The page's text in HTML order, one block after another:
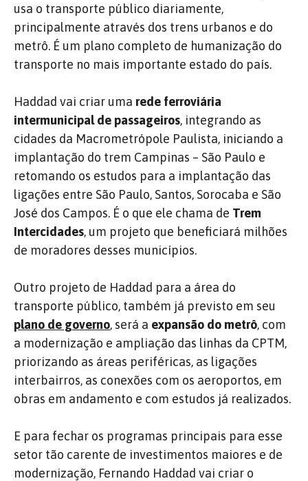
usa o transporte público diariamente,
principalmente através dos trens urbanos e do
metrô. É um plano completo de humanização do
transporte no mais importante estado do país.
Haddad vai criar uma rede ferroviária
intermunicipal de passageiros, integrando as
cidades da Macrometrópole Paulista, iniciando a
implantação do trem Campinas – São Paulo e
retomando os estudos para a implantação das
ligações entre São Paulo, Santos, Sorocaba e São
José dos Campos. É o que ele chama de Trem
Intercidades, um projeto que beneficiará milhões
de moradores desses municípios.
Outro projeto de Haddad para a área do
transporte público, também já previsto em seu
plano de governo, será a expansão do metrô, com
a modernização e ampliação das linhas da CPTM,
priorizando as áreas periféricas, as ligações
interbairros, as conexões com os aeroportos, em
obras em andamento e com estudos já realizados.
E para fechar os programas principais para esse
setor tão carente de investimentos maiores e de
modernização, Fernando Haddad vai criar o